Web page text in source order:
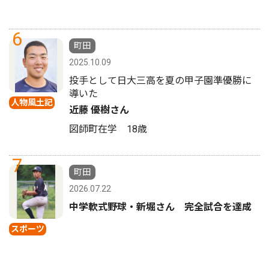
6
人物風土記
町田
2025.10.09
投手として日大三高を夏の甲子園準優勝に
導いた
近藤 優樹さん
図師町在学 18歳
7
スポーツ
町田
2026.07.22
中学軟式野球・新堀さん 完全試合を達成